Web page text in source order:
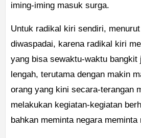
iming-iming masuk surga.
Untuk radikal kiri sendiri,
diwaspadai, karena radikal kiri
yang bisa sewaktu-waktu
lengah, terutama dengan makin
orang yang kini secara-terangan
melakukan kegiatan-kegiatan
bahkan meminta negara meminta